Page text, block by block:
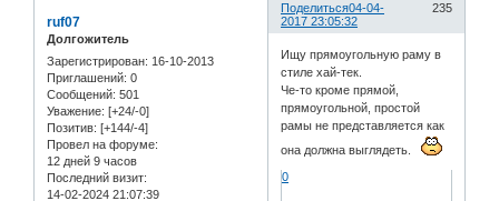
Поделиться 235
04-04-
2017 23:05:32
ruf07
Долгожитель
Зарегистрирован: 16-10-2013
Приглашений: 0
Сообщений: 501
Уважение: [+24/-0]
Позитив: [+144/-4]
Провел на форуме:
12 дней 9 часов
Последний визит:
14-02-2024 21:07:39
Ищу прямоугольную раму в
стиле хай-тек.
Че-то кроме прямой,
прямоугольной, простой
рамы не представляется как
она должна выглядеть.
0